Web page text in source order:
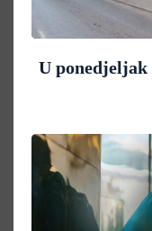
U ponedjeljak